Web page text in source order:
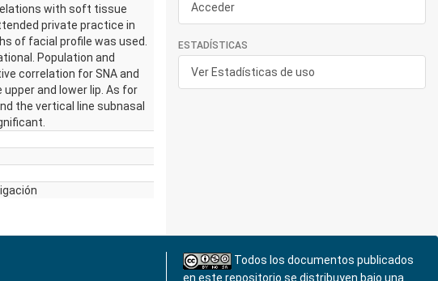
with soft tissue
private practice in
of facial profile was used.
Population and
correlation for SNA and
and lower lip. As for
the vertical line subnasal
Acceder
ESTADÍSTICAS
Ver Estadísticas de uso
Todos los documentos publicados
en este repositorio se distribuyen bajo una